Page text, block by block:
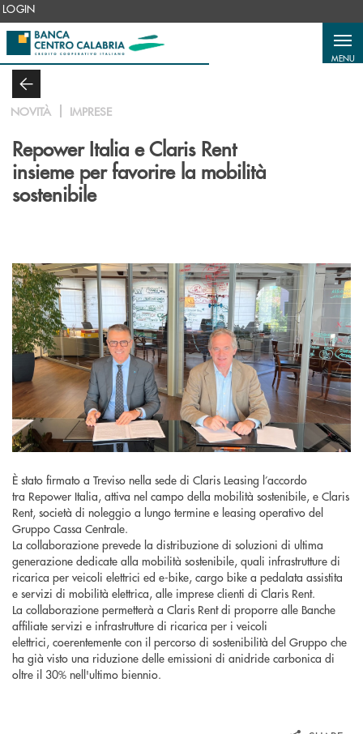
Salta al contenuto principale
LOGIN
MENU
NOVITÀ IMPRESE
Repower Italia e Claris Rent
insieme per favorire la mobilità
sostenibile
È stato firmato a Treviso nella sede di Claris Leasing l’accordo
tra Repower Italia, attiva nel campo della mobilità sostenibile, e Claris
Rent, società di noleggio a lungo termine e leasing operativo del
Gruppo Cassa Centrale.
La collaborazione prevede la distribuzione di soluzioni di ultima
generazione dedicate alla mobilità sostenibile, quali infrastrutture di
ricarica per veicoli elettrici ed e-bike, cargo bike a pedalata assistita
e servizi di mobilità elettrica, alle imprese clienti di Claris Rent.
La collaborazione permetterà a Claris Rent di proporre alle Banche
affiliate servizi e infrastrutture di ricarica per i veicoli
elettrici, coerentemente con il percorso di sostenibilità del Gruppo che
ha già visto una riduzione delle emissioni di anidride carbonica di
oltre il 30% nell'ultimo biennio.